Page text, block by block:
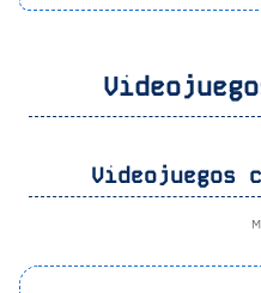
Videojuegos